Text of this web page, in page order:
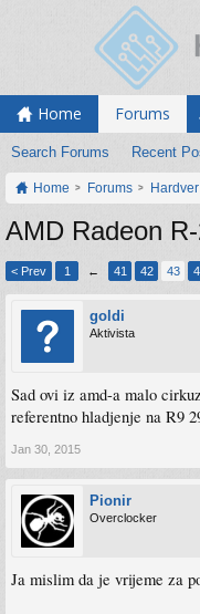
Home Forums
Search Forums Recent
Home Forums Hardver
AMD Radeon
< Prev 1 ← 41 42 43
goldi
Aktivista
Sad ovi iz amd-a malo
referentno hladjenje na R9
Jan 30, 2015
Pionir
Overclocker
Ja mislim da je vrijeme za